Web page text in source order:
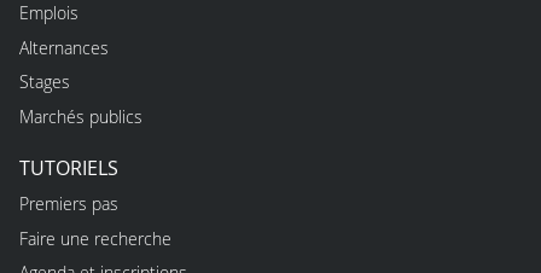
Emplois
Alternances
Stages
Marchés publics
TUTORIELS
Premiers pas
Faire une recherche